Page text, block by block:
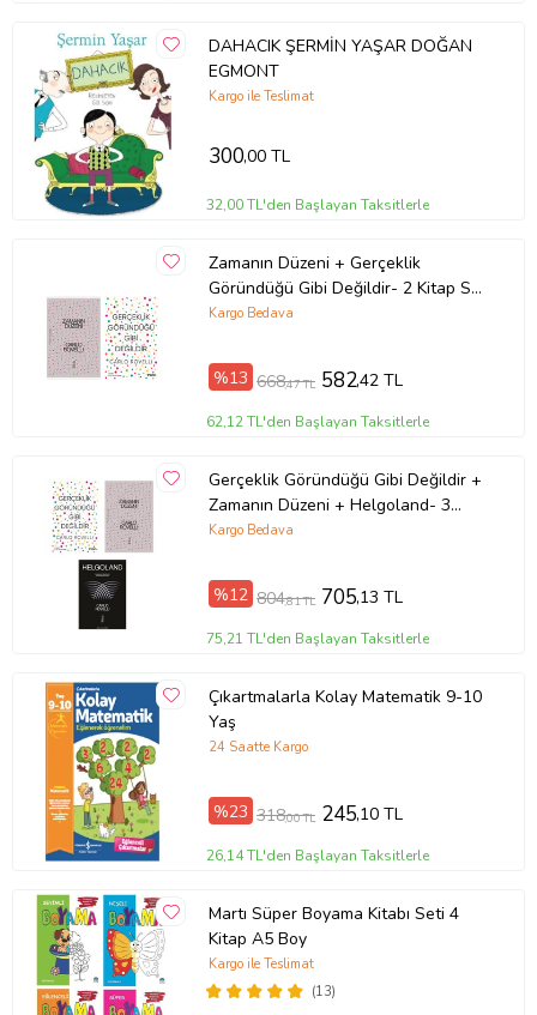
DAHACIK ŞERMİN YAŞAR DOĞAN
EGMONT
Kargo ile Teslimat
300,00 TL
32,00 TL'den Başlayan Taksitlerle
Zamanın Düzeni + Gerçeklik
Göründüğü Gibi Değildir- 2 Kitap Set
- Iş Bankası Özel Set Zamanın
Kargo Bedava
%13 668,47 TL 582,42 TL
62,12 TL'den Başlayan Taksitlerle
Gerçeklik Göründüğü Gibi Değildir +
Zamanın Düzeni + Helgoland- 3
Kitap Set - Iş Bankası Özel Set
Kargo Bedava
%12 804,81 TL 705,13 TL
75,21 TL'den Başlayan Taksitlerle
Çıkartmalarla Kolay Matematik 9-10
Yaş
24 Saatte Kargo
%23 318,00 TL 245,10 TL
26,14 TL'den Başlayan Taksitlerle
Martı Süper Boyama Kitabı Seti 4
Kitap A5 Boy
(13)
Kargo ile Teslimat